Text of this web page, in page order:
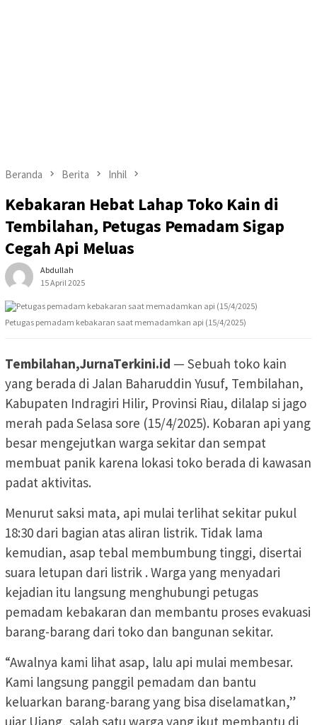
Beranda Berita Inhil
Kebakaran Hebat Lahap Toko Kain di
Tembilahan, Petugas Pemadam Sigap
Cegah Api Meluas
Abdullah
15 April 2025
Petugas pemadam kebakaran saat memadamkan api (15/4/2025)
Tembilahan,JurnaTerkini.id — Sebuah toko kain
yang berada di Jalan Baharuddin Yusuf, Tembilahan,
Kabupaten Indragiri Hilir, Provinsi Riau, dilalap si jago
merah pada Selasa sore (15/4/2025). Kobaran api yang
besar mengejutkan warga sekitar dan sempat
membuat panik karena lokasi toko berada di kawasan
padat aktivitas.
Menurut saksi mata, api mulai terlihat sekitar pukul
18:30 dari bagian atas aliran listrik. Tidak lama
kemudian, asap tebal membumbung tinggi, disertai
suara letupan dari listrik . Warga yang menyadari
kejadian itu langsung menghubungi petugas
pemadam kebakaran dan membantu proses evakuasi
barang-barang dari toko dan bangunan sekitar.
“Awalnya kami lihat asap, lalu api mulai membesar.
Kami langsung panggil pemadam dan bantu
keluarkan barang-barang yang bisa diselamatkan,”